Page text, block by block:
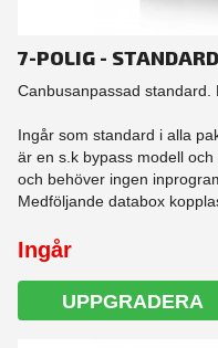
7-POLIG -
Canbusanpassad standard.
Ingår som standard i alla
är en s.k bypass modell
och behöver ingen
Medföljande databox
Ingår
UPPGRADERA